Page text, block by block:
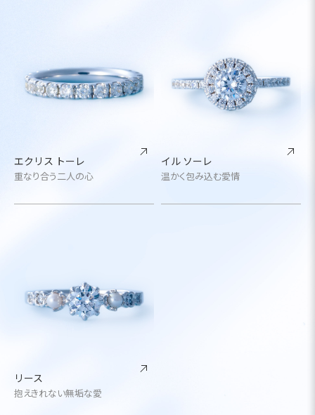
エクリス トーレ
重なり合う二人の心
イル ソーレ
温かく包み込む愛情
リース
抱えきれない無垢な愛